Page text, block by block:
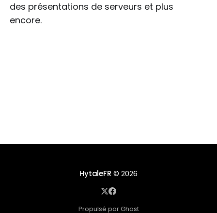
des présentations de serveurs et plus
encore.
HytaleFR © 2026
Propulsé par Ghost